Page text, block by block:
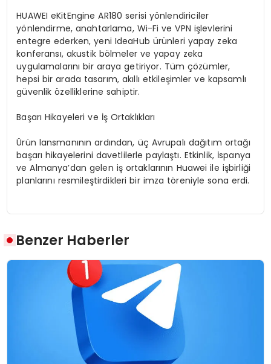
HUAWEI eKitEngine AR180 serisi yönlendiriciler
yönlendirme, anahtarlama, Wi-Fi ve VPN işlevlerini
entegre ederken, yeni IdeaHub ürünleri yapay zeka
konferansı, akustik bölmeler ve yapay zeka
uygulamalarını bir araya getiriyor. Tüm çözümler,
hepsi bir arada tasarım, akıllı etkileşimler ve kapsamlı
güvenlik özelliklerine sahiptir.
Başarı Hikayeleri ve İş Ortaklıkları
Ürün lansmanının ardından, üç Avrupalı dağıtım ortağı
başarı hikayelerini davetlilerle paylaştı. Etkinlik, İspanya
ve Almanya’dan gelen iş ortaklarının Huawei ile işbirliği
planlarını resmileştirdikleri bir imza töreniyle sona erdi.
Benzer Haberler